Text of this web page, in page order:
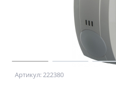
Артикул: 222380